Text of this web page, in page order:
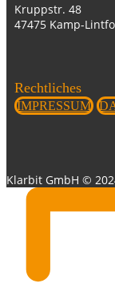
Kruppstr. 48
47475 Kamp-
Rechtliches
IMPRESSUM
Klarbit GmbH ©